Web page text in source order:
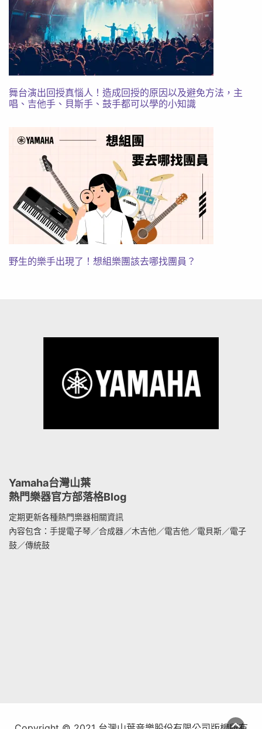
舞台演出回授真惱人！造成回授的原因以及避免方法，主
唱、吉他手、貝斯手、鼓手都可以學的小知識
野生的樂手出現了！想組樂團該去哪找團員？
Yamaha台灣山葉
熱門樂器官方部落格Blog
定期更新各種熱門樂器相關資訊
內容包含：手提電子琴／合成器／木吉他／電吉他／電貝斯／電子
鼓／傳統鼓